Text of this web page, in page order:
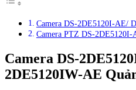
Camera DS-2DE5120I-AE/
Camera PTZ DS-
Camera DS-
2DE5120IW-AE